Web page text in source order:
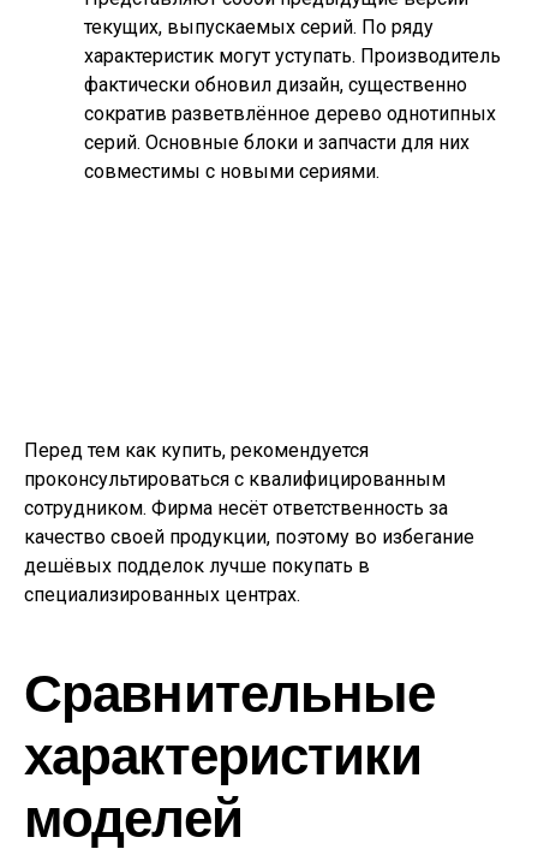
текущих, выпускаемых серий. По ряду
характеристик могут уступать. Производитель
фактически обновил дизайн, существенно
сократив разветвлённое дерево однотипных
серий. Основные блоки и запчасти для них
совместимы с новыми сериями.
Перед тем как купить, рекомендуется
проконсультироваться с квалифицированным
сотрудником. Фирма несёт ответственность за
качество своей продукции, поэтому во избегание
дешёвых подделок лучше покупать в
специализированных центрах.
Сравнительные
характеристики
моделей